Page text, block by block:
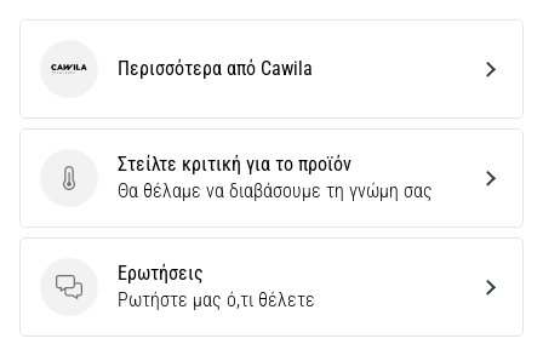
Στείλτε κριτική για το προϊόν
Στείλτε κριτική για το προϊόν
Θα θέλαμε να διαβάσουμε τη γνώμη σας
Ερωτήσεις
Ερωτήσεις
Ρωτήστε μας ό,τι θέλετε
Cawila Περισσότερα από Cawila